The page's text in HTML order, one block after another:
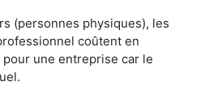
(personnes physiques), les
coûtent en
une entreprise car le